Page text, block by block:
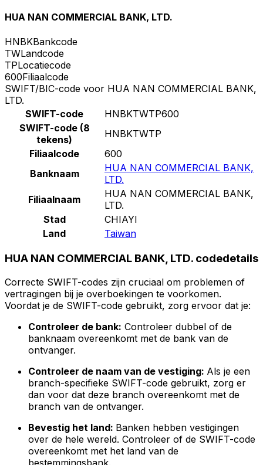
HUA NAN COMMERCIAL BANK, LTD.
HNBKBankcode
TWLandcode
TPLocatiecode
600Filiaalcode
SWIFT/BIC-code voor HUA NAN COMMERCIAL BANK,
LTD.
SWIFT-code
HNBKTWTP600
SWIFT-code (8
tekens)
HNBKTWTP
Filiaalcode
600
Banknaam
HUA NAN COMMERCIAL BANK,
LTD.
Filiaalnaam
HUA NAN COMMERCIAL BANK,
LTD.
Stad
CHIAYI
Land
Taiwan
HUA NAN COMMERCIAL BANK, LTD. codedetails
Correcte SWIFT-codes zijn cruciaal om problemen of
vertragingen bij je overboekingen te voorkomen.
Voordat je de SWIFT-code gebruikt, zorg ervoor dat je:
Controleer de bank: Controleer dubbel of de
banknaam overeenkomt met de bank van de
ontvanger.
Controleer de naam van de vestiging: Als je een
branch-specifieke SWIFT-code gebruikt, zorg er
dan voor dat deze branch overeenkomt met de
branch van de ontvanger.
Bevestig het land: Banken hebben vestigingen
over de hele wereld. Controleer of de SWIFT-code
overeenkomt met het land van de